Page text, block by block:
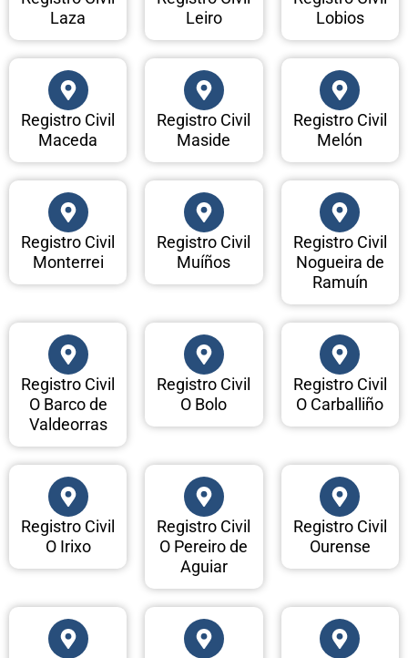
Laza
Leiro
Lobios
Registro Civil
Maceda
Registro Civil
Maside
Registro Civil
Melón
Registro Civil
Monterrei
Registro Civil
Muíños
Registro Civil
Nogueira de
Ramuín
Registro Civil
O Barco de
Valdeorras
Registro Civil
O Bolo
Registro Civil
O Carballiño
Registro Civil
O Irixo
Registro Civil
O Pereiro de
Aguiar
Registro Civil
Ourense